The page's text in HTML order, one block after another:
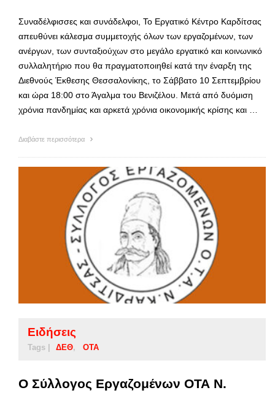
Συναδέλφισσες και συνάδελφοι, Το Εργατικό Κέντρο Καρδίτσας
απευθύνει κάλεσμα συμμετοχής όλων των εργαζομένων, των
ανέργων, των συνταξιούχων στο μεγάλο εργατικό και κοινωνικό
συλλαλητήριο που θα πραγματοποιηθεί κατά την έναρξη της
Διεθνούς Έκθεσης Θεσσαλονίκης, το Σάββατο 10 Σεπτεμβρίου
και ώρα 18:00 στο Άγαλμα του Βενιζέλου. Μετά από δυόμιση
χρόνια πανδημίας και αρκετά χρόνια οικονομικής κρίσης και …
Διαβάστε περισσότερα
Ειδήσεις
Tags | ΔΕΘ ΟΤΑ
Ο Σύλλογος Εργαζομένων ΟΤΑ Ν.